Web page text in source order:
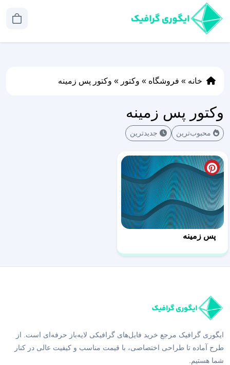
خانه » فروشگاه » وکتور » وکتور پس زمینه
وکتور پس زمینه
محبوب‌ترین جدیدترین
پس زمینه
ایگوری گرافیک مرجع خرید فایل‌های گرافیکی لایه‌باز حرفه‌ای است. از
طرح آماده تا طراحی اختصاصی، با قیمت مناسب و کیفیت عالی در کنار
شما هستیم.